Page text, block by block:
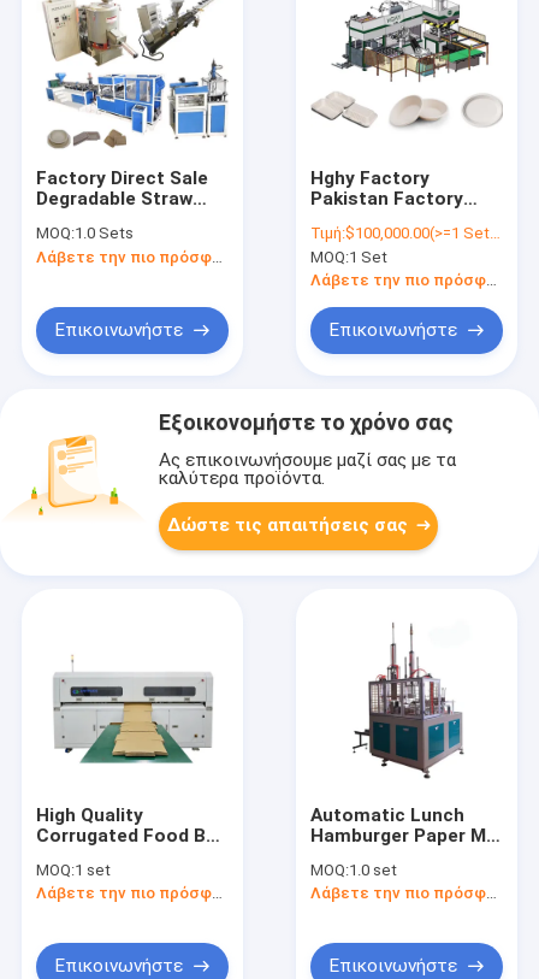
Factory Direct Sale
Degradable Straw
Box Tableware
Making Machine
MOQ:1.0 Sets
Λάβετε την πιο πρόσφατη τιμή
Επικοινωνήστε
Hghy Factory
Pakistan Factory
Disposable Tray
Machines For
Biodegradable Lunch
Making Machine Price
Τιμή:$100,000.00(>=1 Sets)
MOQ:1 Set
Λάβετε την πιο πρόσφατη τιμή
Επικοινωνήστε
Εξοικονομήστε το χρόνο σας
Ας επικοινωνήσουμε μαζί σας με τα
καλύτερα προϊόντα.
Δώστε τις απαιτήσεις σας
High Quality
Corrugated Food Box
Cardboard Box
Making Machine
MOQ:1 set
Λάβετε την πιο πρόσφατη τιμή
Επικοινωνήστε
Automatic Lunch
Hamburger Paper Mill
Folding Wrapping
Machine For
Wrapping Paper Box
Making Machine
MOQ:1.0 set
Λάβετε την πιο πρόσφατη τιμή
Επικοινωνήστε